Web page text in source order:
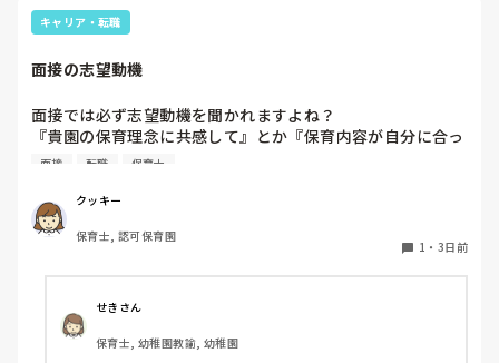
ただじっと座っていても、5分も座ればお尻に痛みがきま
す。
この高さの作業だと意外に、
なること多いことに気づきました。
その度にあちらこちらに痛みが来て
立ち上がる時には、膝や太ももが固まり痛みが……
腰痛、膝痛お持ちの方は、どの程度の痛みで働かれているの
でしょうか。
出産等で、幾度か開腹手術をしましたが、翌日には歩けまし
たし…
もしばしば…
パンツで寝れる子が増えてきて、寝かしつけの時にトイレに
うとするとその子も行きたがります。
ので、その子には待っててねといい外に出ていました。今日
はそれで2回漏らしています。
2回目は私は見ていないのですが、かなり微量だったそう
しているように見えると言われました。
日頃からそのことの関わりはしっかり持てるように意識はし
ていますが…
キャリア・転職
面接の志望動機
面接では必ず志望動機を聞かれますよね？
『貴園の保育理念に共感して』とか『保育内容が自分に合っ
てると思いました』等々が多いかと思いますが、実際はどう
私自身、園の雰囲気とか園の規模、保育内容は勘案しますが
正直なところ、家から通いやすいか、給与はどうか…という
ところに重きを置いています
皆さんは、志望動機をどのように答えていますか？また、本
音はどうですか？
面接 転職 保育士
クッキー
保育士, 認可保育園
1 ・ 3日前
せきさん
保育士, 幼稚園教諭, 幼稚園